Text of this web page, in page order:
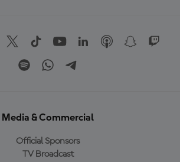
Media & Commercial
Official Sponsors
TV Broadcast